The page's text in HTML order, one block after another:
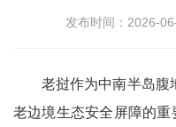
发布时间：2026-
老挝作为中南半岛腹
老边境生态安全屏障的重